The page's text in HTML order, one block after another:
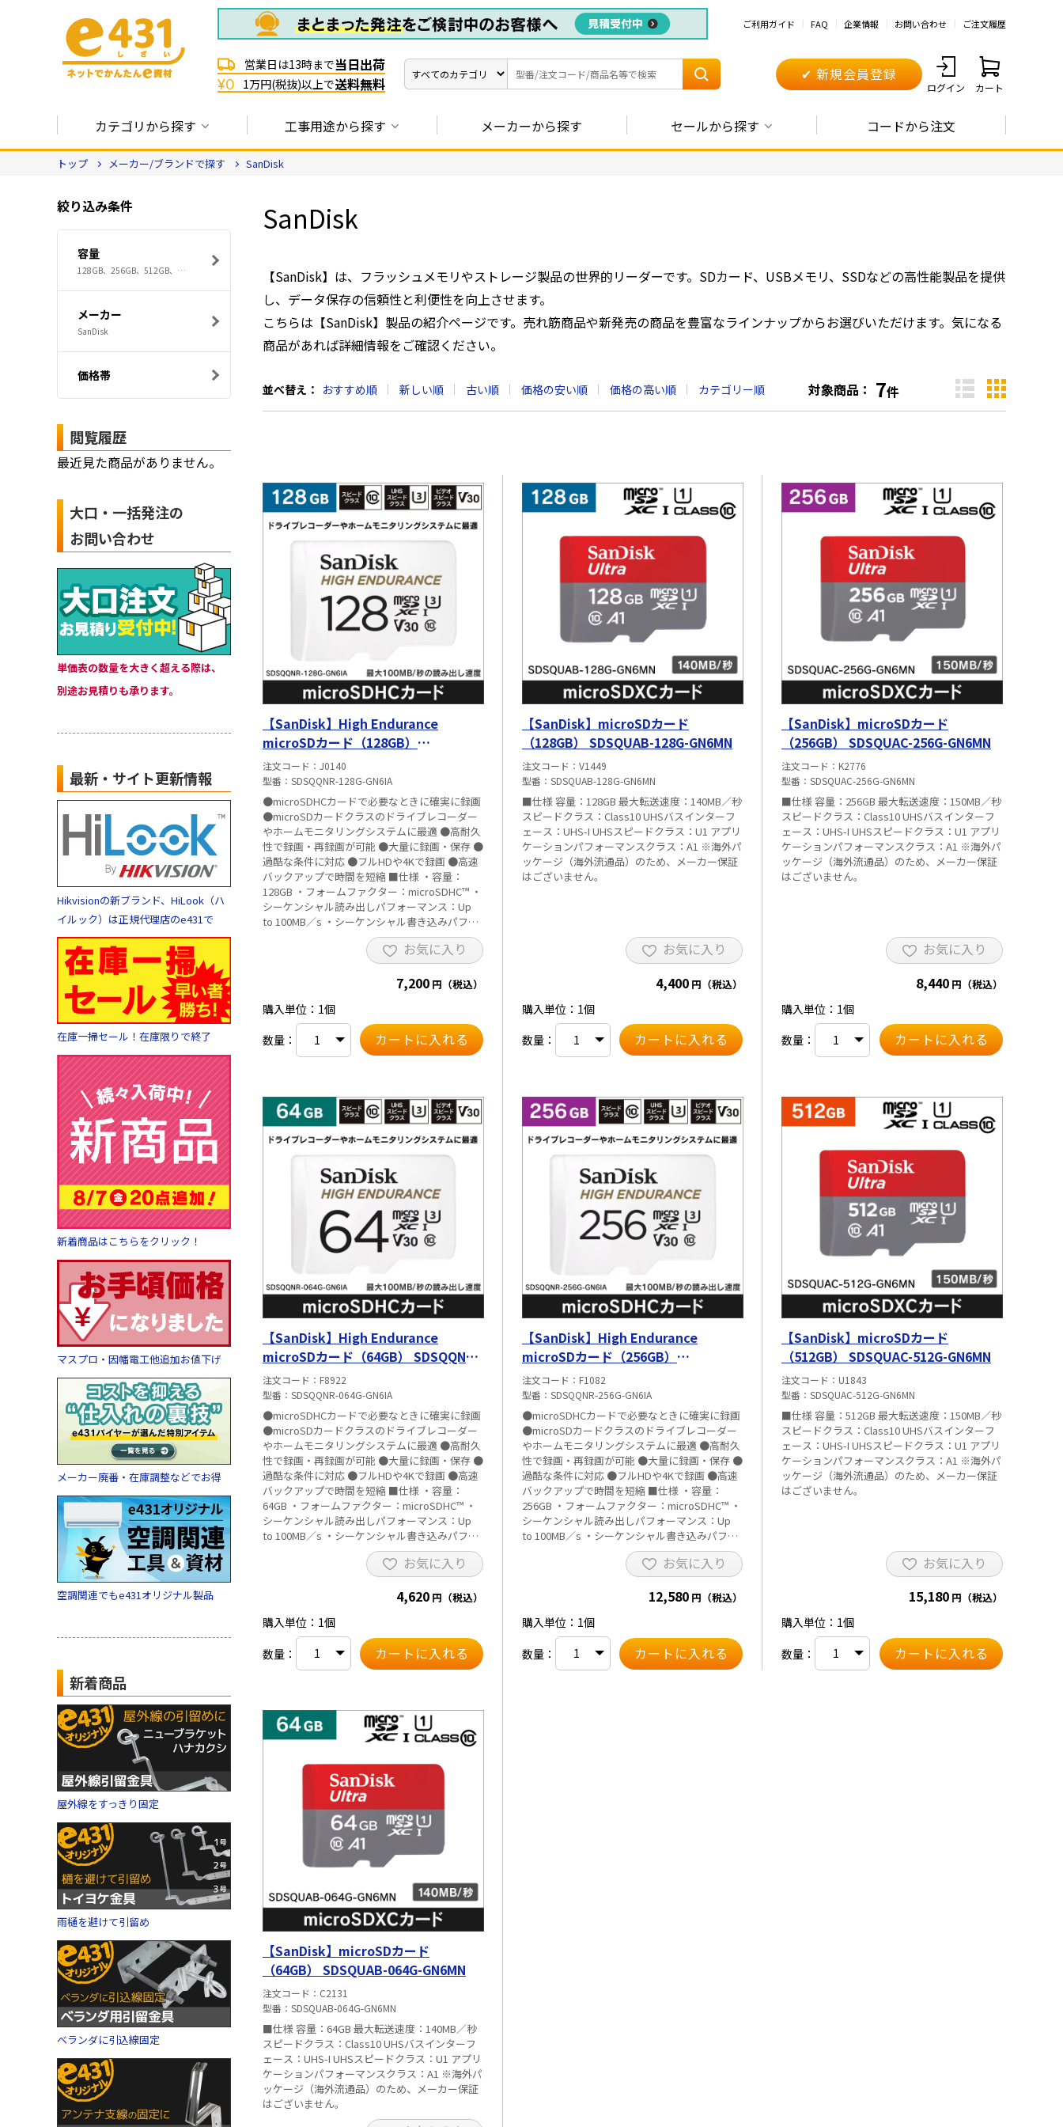
ご利用ガイド FAQ 企業情報 お問い合わせ ご注文履歴
営業日は13時まで当日出荷
¥0 1万円(税抜)以上で送料無料
✔ 新規会員登録
ログイン カート
カテゴリから探す 工事用途から探す メーカーから探す セールから探す コードから注文
トップ メーカー/ブランドで探す SanDisk
絞り込み条件
容量
128GB、256GB、512GB、64GB
メーカー
SanDisk
価格帯
閲覧履歴
最近見た商品がありません。
大口・一括発注の
お問い合わせ
単価表の数量を大きく超える際は、
別途お見積りも承ります。
最新・サイト更新情報
Hikvisionの新ブランド、HiLook（ハ
イルック）は正規代理店のe431で
在庫一掃セール！在庫限りで終了
新着商品はこちらをクリック！
マスプロ・因幡電工他追加お値下げ
メーカー廃番・在庫調整などでお得
空調関連でもe431オリジナル製品
新着商品
屋外線をすっきり固定
雨樋を避けて引留め
ベランダに引込線固定
SanDisk
【SanDisk】は、フラッシュメモリやストレージ製品の世界的リーダーです。SDカード、USBメモリ、SSDなどの高性能製品を提供
し、データ保存の信頼性と利便性を向上させます。
こちらは【SanDisk】製品の紹介ページです。売れ筋商品や新発売の商品を豊富なラインナップからお選びいただけます。気になる
商品があれば詳細情報をご確認ください。
並べ替え： おすすめ順 新しい順 古い順 価格の安い順 価格の高い順 カテゴリー順 対象商品： 7件
【SanDisk】High Endurance
microSDカード（128GB）
SDSQQNR-128G-GN6IA
注文コード
J0140
型番
SDSQQNR-128G-GN6IA
●microSDHCカードで必要なときに確実に録画
●microSDカードクラスのドライブレコーダー
やホームモニタリングシステムに最適 ●高耐久
性で録画・再録画が可能 ●大量に録画・保存 ●
過酷な条件に対応 ●フルHDや4Kで録画 ●高速
バックアップで時間を短縮 ■仕様 ・容量：
128GB ・フォームファクター：microSDHC™ ・
シーケンシャル読み出しパフォーマンス：Up
to 100MB／s ・シーケンシャル書き込みパフォ
ーマンス：Up to 40MB／s ・サイズ：
L1.02×W14.99×H10.92mm ・重量：4.54g ・動
作時の温度範囲：-10～85℃ ・認証：CE、
FCC、C-Tick／RCM、UKCA、EAC、ICES ・ビデ
オスピードクラス：30（V30） ・UHSスピード
クラス：3（U3） ・スピードクラス：Class10
※海外パッケージ（海外流通品）のため、メー
カー保証はございません。
お気に入り
7,200 円（税込）
購入単位：1個
数量：
【SanDisk】microSDカード
（128GB） SDSQUAB-128G-GN6MN
注文コード
V1449
型番
SDSQUAB-128G-GN6MN
■仕様 容量：128GB 最大転送速度：140MB／秒
スピードクラス：Class10 UHSバスインターフ
ェース：UHS-I UHSスピードクラス：U1 アプリ
ケーションパフォーマンスクラス：A1 ※海外パ
ッケージ（海外流通品）のため、メーカー保証
はございません。
お気に入り
4,400 円（税込）
購入単位：1個
数量：
【SanDisk】microSDカード
（256GB） SDSQUAC-256G-GN6MN
注文コード
K2776
型番
SDSQUAC-256G-GN6MN
■仕様 容量：256GB 最大転送速度：150MB／秒
スピードクラス：Class10 UHSバスインターフ
ェース：UHS-I UHSスピードクラス：U1 アプリ
ケーションパフォーマンスクラス：A1 ※海外パ
ッケージ（海外流通品）のため、メーカー保証
はございません。
お気に入り
8,440 円（税込）
購入単位：1個
数量：
【SanDisk】High Endurance
microSDカード（64GB） SDSQQNR-
064G-GN6IA
注文コード
F8922
型番
SDSQQNR-064G-GN6IA
●microSDHCカードで必要なときに確実に録画
●microSDカードクラスのドライブレコーダー
やホームモニタリングシステムに最適 ●高耐久
性で録画・再録画が可能 ●大量に録画・保存 ●
過酷な条件に対応 ●フルHDや4Kで録画 ●高速
バックアップで時間を短縮 ■仕様 ・容量：
64GB ・フォームファクター：microSDHC™ ・
シーケンシャル読み出しパフォーマンス：Up
to 100MB／s ・シーケンシャル書き込みパフォ
ーマンス：Up to 40MB／s ・サイズ：
L1.02×W14.99×H10.92mm ・重量：4.54g ・動
作時の温度範囲：-10～85℃ ・認証：CE、
FCC、C-Tick／RCM、UKCA、EAC、ICES ・ビデ
クラス：3（U3） ・スピードクラス：Class10
※海外パッケージ（海外流通品）のため、メー
カー保証はございません。
お気に入り
4,620 円（税込）
購入単位：1個
数量：
【SanDisk】High Endurance
microSDカード（256GB）
SDSQQNR-256G-GN6IA
注文コード
F1082
型番
SDSQQNR-256G-GN6IA
●microSDHCカードで必要なときに確実に録画
●microSDカードクラスのドライブレコーダー
やホームモニタリングシステムに最適 ●高耐久
性で録画・再録画が可能 ●大量に録画・保存 ●
過酷な条件に対応 ●フルHDや4Kで録画 ●高速
バックアップで時間を短縮 ■仕様 ・容量：
256GB ・フォームファクター：microSDHC™ ・
シーケンシャル読み出しパフォーマンス：Up
to 100MB／s ・シーケンシャル書き込みパフォ
ーマンス：Up to 40MB／s ・サイズ：
L1.02×W14.99×H10.92mm ・重量：4.54g ・動
作時の温度範囲：-10～85℃ ・認証：CE、
FCC、C-Tick／RCM、UKCA、EAC、ICES ・ビデ
クラス：3（U3） ・スピードクラス：Class10
※海外パッケージ（海外流通品）のため、メー
カー保証はございません。
お気に入り
12,580 円（税込）
購入単位：1個
数量：
【SanDisk】microSDカード
（512GB） SDSQUAC-512G-GN6MN
注文コード
U1843
型番
SDSQUAC-512G-GN6MN
■仕様 容量：512GB 最大転送速度：150MB／秒
スピードクラス：Class10 UHSバスインターフ
ェース：UHS-I UHSスピードクラス：U1 アプリ
ケーションパフォーマンスクラス：A1 ※海外パ
ッケージ（海外流通品）のため、メーカー保証
はございません。
お気に入り
15,180 円（税込）
購入単位：1個
数量：
【SanDisk】microSDカード
（64GB） SDSQUAB-064G-GN6MN
注文コード
C2131
型番
SDSQUAB-064G-GN6MN
■仕様 容量：64GB 最大転送速度：140MB／秒
スピードクラス：Class10 UHSバスインターフ
ェース：UHS-I UHSスピードクラス：U1 アプリ
ケーションパフォーマンスクラス：A1 ※海外パ
ッケージ（海外流通品）のため、メーカー保証
はございません。